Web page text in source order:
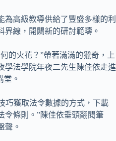
高級教導供給了豐盛多樣的利
界線，開闢新的研討範疇。
的火花？”帶著滿滿的獵奇，上
學法學院年夜二先生陳佳依走進
堂。
巧獲取法令數據的方式，下載
令條則。”陳佳依垂頭翻閱筆
聲。